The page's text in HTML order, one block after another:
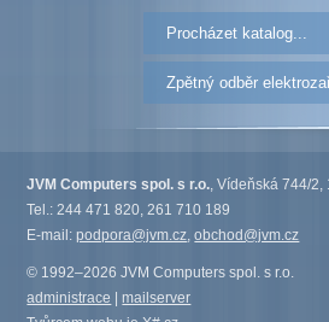
Procházet katalog...
Zpětný odběr
JVM Computers spol. s r.o., Vídeňská 744/2,
Tel.: 244 471 820, 261 710 189
E-mail:podpora@jvm.cz,obchod@jvm.cz
© 1992–2026 JVM Computers spol. s r.o.
administrace |mailserver